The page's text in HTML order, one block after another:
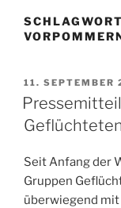
AM
11. SEPTEMBER
Seit Anfang der
Gruppen
überwiegend